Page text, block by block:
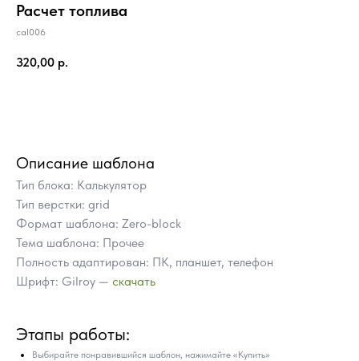
Расчет топлива
cal006
320,00 р.
Описание шаблона
Тип блока: Калькулятор
Тип верстки: grid
Формат шаблона: Zero-block
Тема шаблона: Прочее
Полность адаптирован: ПК, планшет, телефон
Шрифт: Gilroy — скачать
Этапы работы:
Выбирайте понравившийся шаблон, нажимайте «Купить»
ГОТОВЫЕ БЛОКИ TILDA
ВМЕСТО ЗАКАЗА